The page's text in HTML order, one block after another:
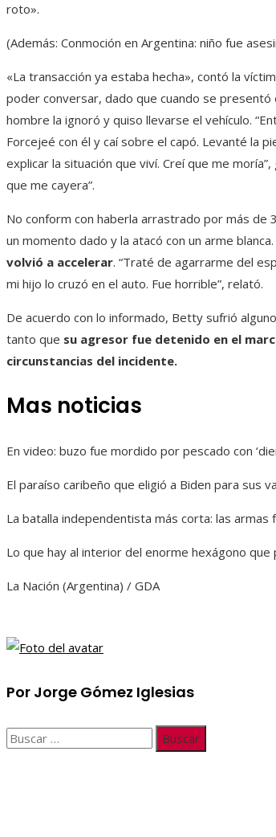
roto».
(Además: Conmoción en Argentina: niño fue
«La transacción ya estaba hecha», contó la
poder conversar, dado que cuando se presentó
hombre la ignoró y quiso llevarse el vehículo.
Forcejeé con él y caí sobre el capó. Levanté la
explicar la situación que viví. Creí que me
que me cayera”.
No conform con haberla arrastrado por más de
un momento dado y la atacó con un arme blanca.
volvió a accelerar. “Traté de agarrarme del
mi hijo lo cruzó en el auto. Fue horrible”, relató.
De acuerdo con lo informado, Betty sufrió
tanto que su agresor fue detenido en el
circunstancias del incidente.
Mas noticias
En video: buzo fue mordido por pescado con
El paraíso caribeño que eligió a Biden para sus
La batalla independentista más corta: las armas
Lo que hay al interior del enorme hexágono
La Nación (Argentina) / GDA
Por Jorge Gómez Iglesias
Buscar: